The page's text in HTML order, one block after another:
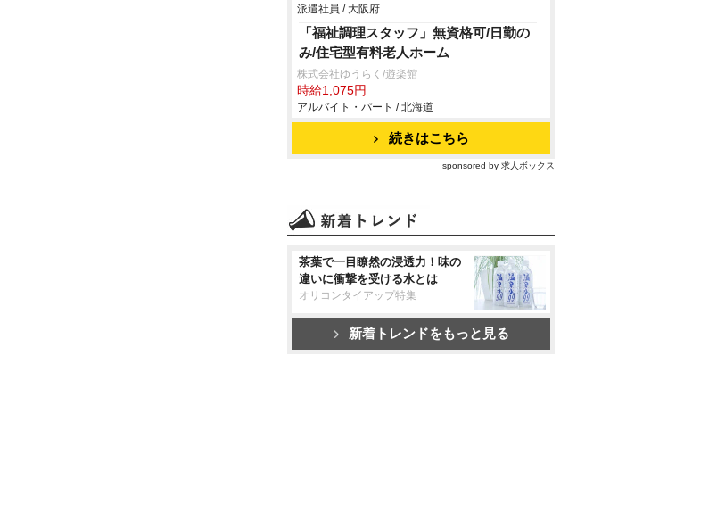
派遣社員 / 大阪府
「福祉調理スタッフ」無資格可/日勤の
み/住宅型有料老人ホーム
株式会社ゆうらく/遊楽館
時給1,075円
アルバイト・パート / 北海道
続きはこちら
sponsored by 求人ボックス
茶葉で一目瞭然の浸透力！味の
違いに衝撃を受ける水とは
オリコンタイアップ特集
新着トレンドをもっと見る